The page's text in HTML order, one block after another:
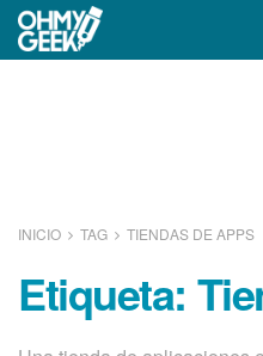
INICIO TAG TIENDAS DE APPS
Etiqueta: